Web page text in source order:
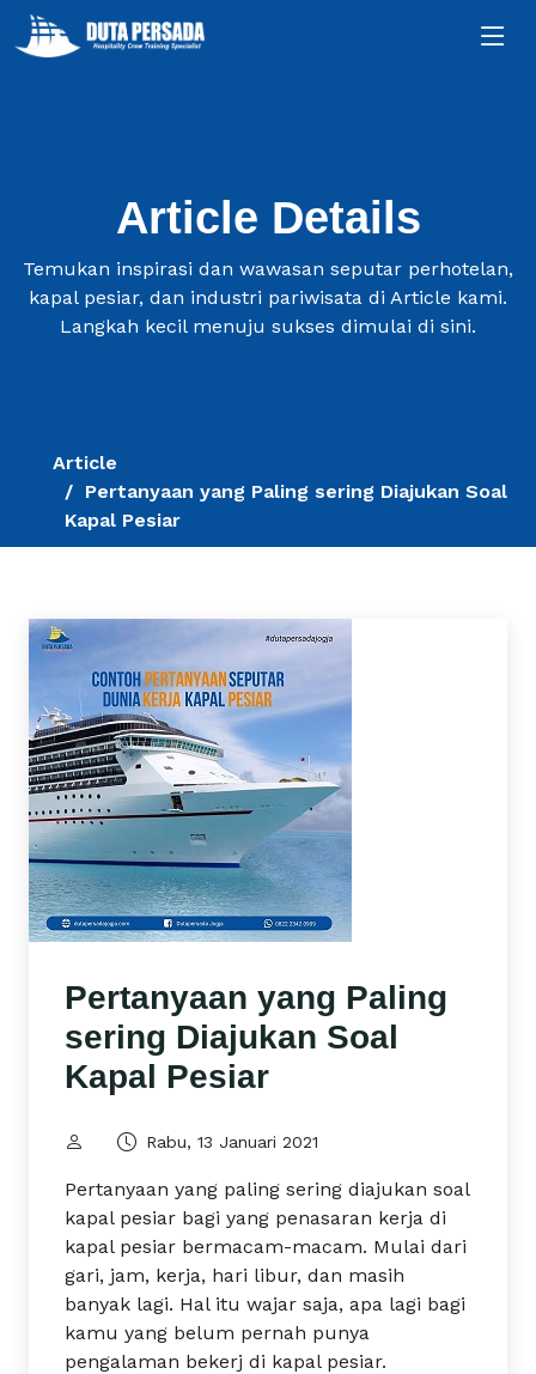
Article Details
Temukan inspirasi dan wawasan seputar perhotelan,
kapal pesiar, dan industri pariwisata di Article kami.
Langkah kecil menuju sukses dimulai di sini.
Article
Pertanyaan yang Paling sering Diajukan Soal
Kapal Pesiar
Pertanyaan yang Paling
sering Diajukan Soal
Kapal Pesiar
Rabu, 13 Januari 2021
Pertanyaan yang paling sering diajukan soal
kapal pesiar bagi yang penasaran kerja di
kapal pesiar bermacam-macam. Mulai dari
gari, jam, kerja, hari libur, dan masih
banyak lagi. Hal itu wajar saja, apa lagi bagi
kamu yang belum pernah punya
pengalaman bekerj di kapal pesiar.